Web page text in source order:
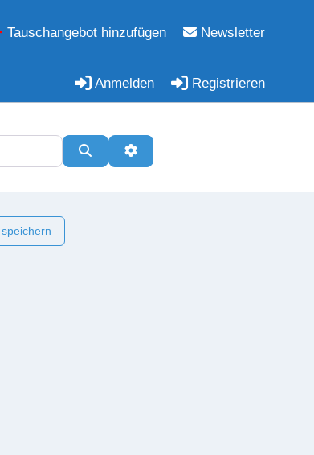
Tauschangebot hinzufügen Newsletter
Anmelden Registrieren
SuchenErweiterte Filter